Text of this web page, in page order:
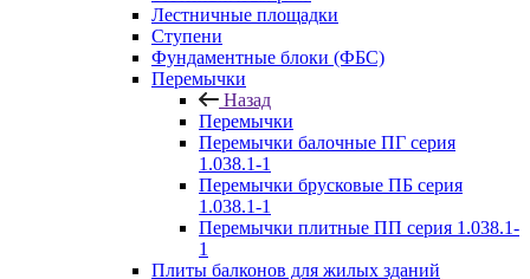
Лестничные площадки
Ступени
Фундаментные блоки (ФБС)
Перемычки
Назад
Перемычки
Перемычки балочные ПГ серия
1.038.1-1
Перемычки брусковые ПБ серия
1.038.1-1
Перемычки плитные ПП серия 1.038.1-
1
Плиты балконов для жилых зданий